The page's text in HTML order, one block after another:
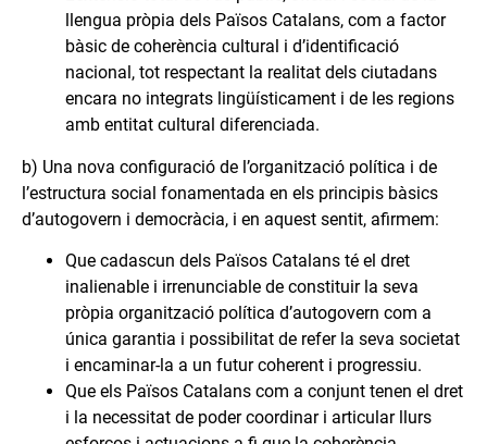
llengua pròpia dels Països Catalans, com a factor
bàsic de coherència cultural i d’identificació
nacional, tot respectant la realitat dels ciutadans
encara no integrats lingüísticament i de les regions
amb entitat cultural diferenciada.
b) Una nova configuració de l’organització política i de
l’estructura social fonamentada en els principis bàsics
d’autogovern i democràcia, i en aquest sentit, afirmem:
Que cadascun dels Països Catalans té el dret
inalienable i irrenunciable de constituir la seva
pròpia organització política d’autogovern com a
única garantia i possibilitat de refer la seva societat
i encaminar-la a un futur coherent i progressiu.
Que els Països Catalans com a conjunt tenen el dret
i la necessitat de poder coordinar i articular llurs